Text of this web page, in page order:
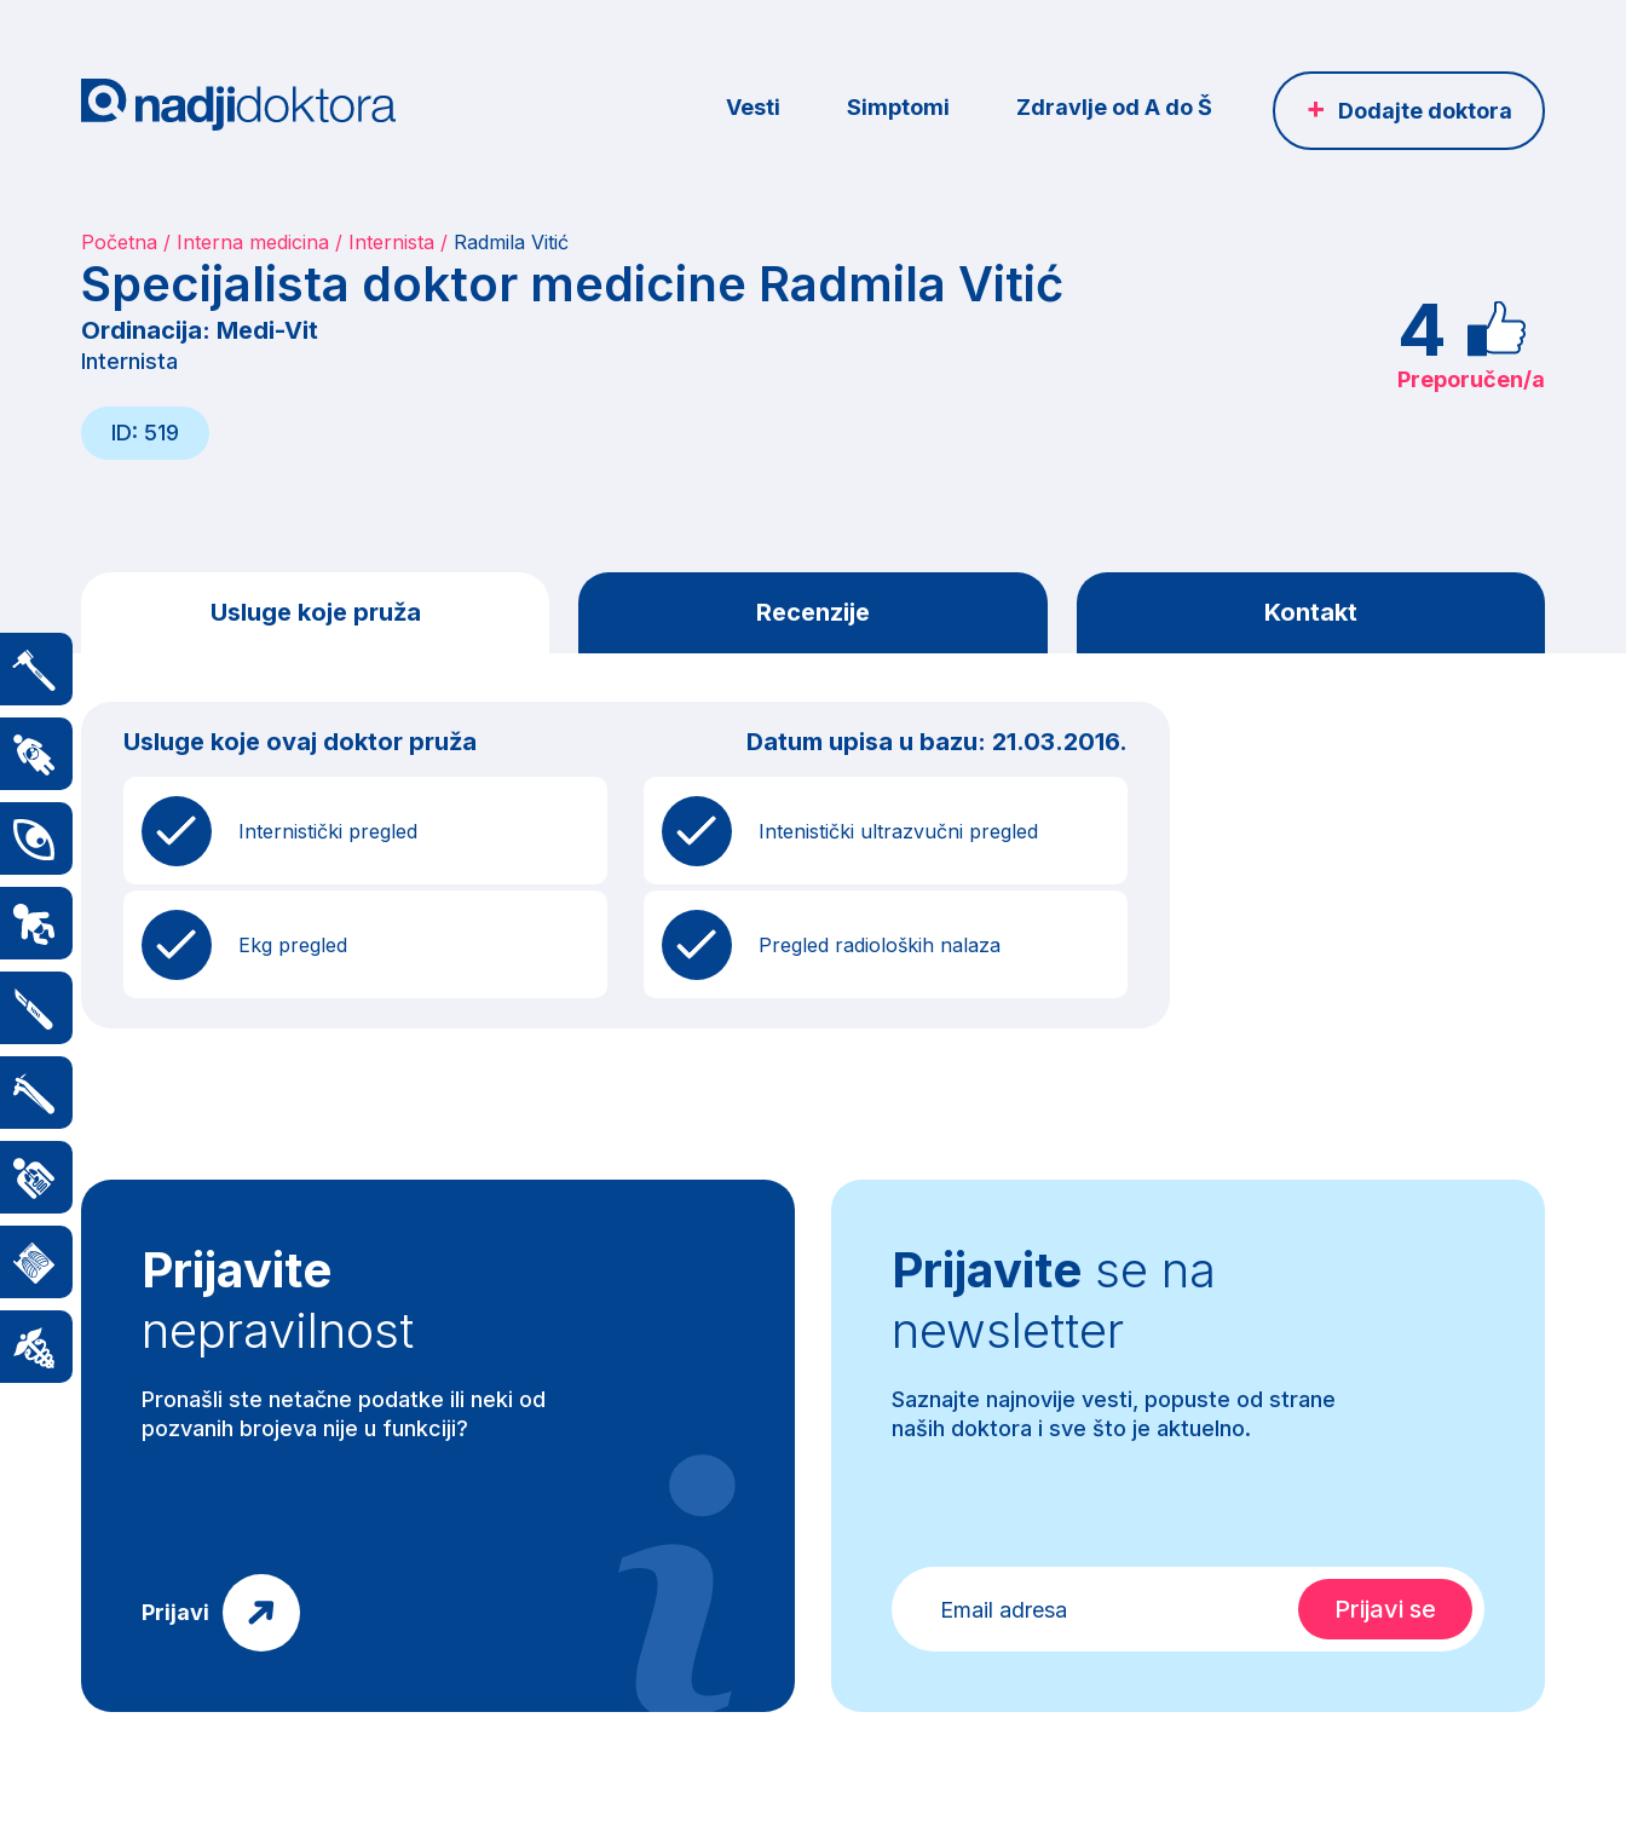
Vesti Simptomi Zdravlje od A do Š Dodajte doktora
Početna Interna medicina Internista Radmila Vitić
Specijalista doktor medicine Radmila Vitić
Ordinacija: Medi-Vit
Internista
ID: 519
4
Preporučen/a
Usluge koje pruža Recenzije Kontakt
Usluge koje ovaj doktor pruža
Internistički pregled
Ekg pregled
Datum upisa u bazu: 21.03.2016.
Intenistički ultrazvučni pregled
Pregled radioloških nalaza
Prijavite
nepravilnost
Pronašli ste netačne podatke ili neki od
pozvanih brojeva nije u funkciji?
Prijavi
Prijavite se na
newsletter
Saznajte najnovije vesti, popuste od strane
naših doktora i sve što je aktuelno.